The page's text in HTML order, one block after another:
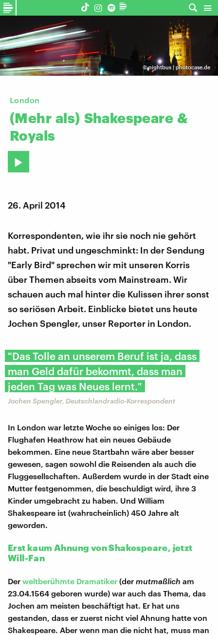
©nightbus | photocase.de
London
(Mehr als) Shakespeare &
Royals
26. April 2014
Korrespondenten, wie ihr sie noch nie gehört
habt. Privat und ungeschminkt: In der Sendung
"Early Bird" sprechen wir mit unseren Korris
über Themen abseits vom Mainstream. Wir
schauen auch mal hinter die Kulissen ihrer sonst
so seriösen Arbeit. Einblicke bietet uns heute
Jochen Spengler, unser Reporter in London.
"Das Tolle an unserem Beruf ist ja, dass
man Geld dafür bekommt, dass man
jeden Tag was Neues lernt."
Jochen Spengler, Deutschlandradio-Korrespondent
In London war letzte Woche so einiges los: Der
Flughafen Heathrow hat ein neues Gebäude
bekommen. Eine neue Startbahn wäre aber besser
gewesen, sagen sowohl die Reisenden als auch die
Fluggesellschaften. Außerdem wurde in der Stadt eine
Mutter festgenommen, die beschuldigt wird, ihre 3
Kinder umgebracht zu haben. Und William
Shakespeare ist (wahrscheinlich) 450 Jahre alt
geworden.
Erst kaum Ahnung von Shakespeare, jetzt
Will-Fan
Der weltberühmte Dramatiker (der mutmaßlich am
23.04.1564 geboren wurde) war auch das Thema, das
Jochen am meisten beschäftigt hat. Er hat uns
gestanden, dass er zuerst nicht viel Ahnung hatte von
Shakespeare. Aber wenn man die nicht hat, muss man